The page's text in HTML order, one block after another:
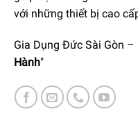
với những thiết bị cao
Gia Dụng Đức Sài Gòn –
Hành"